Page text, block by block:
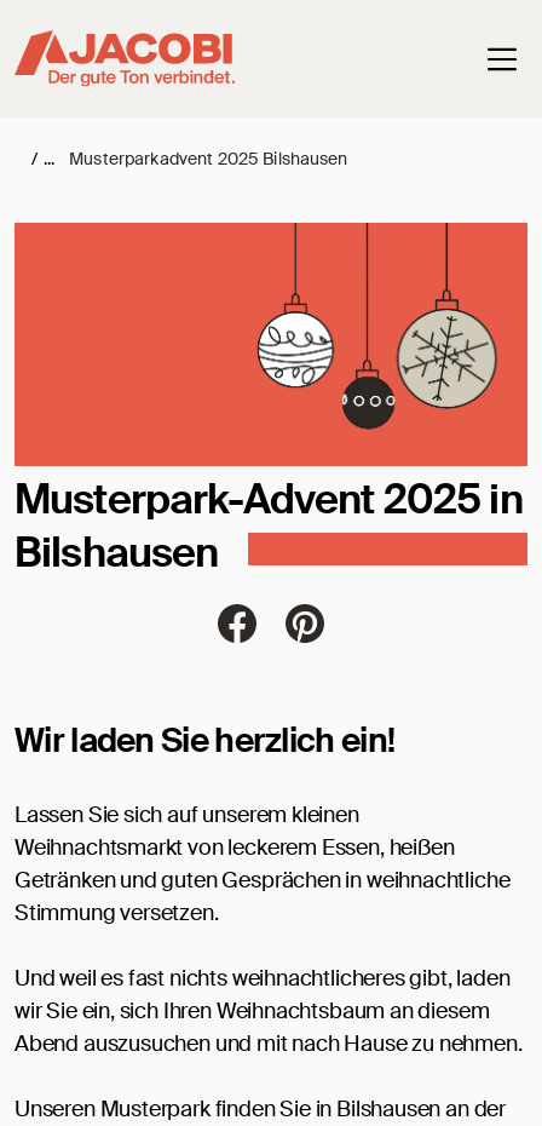
/ Musterparkadvent 2025 Bilshausen
Musterpark-Advent 2025 in
Bilshausen
Jacobi Dachziegel auf
Jacobi Dachziegel auf
Wir laden Sie herzlich ein!
Lassen Sie sich auf unserem kleinen
Weihnachtsmarkt von leckerem Essen, heißen
Getränken und guten Gesprächen in weihnachtliche
Stimmung versetzen.
Und weil es fast nichts weihnachtlicheres gibt, laden
wir Sie ein, sich Ihren Weihnachtsbaum an diesem
Abend auszusuchen und mit nach Hause zu nehmen.
Unseren Musterpark finden Sie in Bilshausen an der